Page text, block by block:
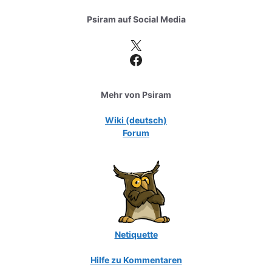
Psiram aufSocial Media
X
Facebook
Mehr von Psiram
Wiki (deutsch)
Forum
Netiquette
Hilfe zu Kommentaren